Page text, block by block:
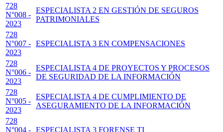
728
N°008 -
2023
ESPECIALISTA 2 EN GESTIÓN DE SEGUROS
PATRIMONIALES
728
N°007 -
2023
ESPECIALISTA 3 EN COMPENSACIONES
728
N°006 -
2023
ESPECIALISTA 4 DE PROYECTOS Y PROCESOS
DE SEGURIDAD DE LA INFORMACIÓN
728
N°005 -
2023
ESPECIALISTA 4 DE CUMPLIMIENTO DE
ASEGURAMIENTO DE LA INFORMACIÓN
728
N°004 - ESPECIALISTA 3 FORENSE TI